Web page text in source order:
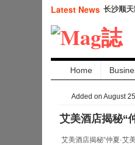
Latest News 长沙顺
Home
Added on August
艾美酒店揭秘“
艾美酒店揭秘“仲夏·艾